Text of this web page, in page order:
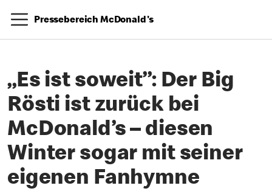
Pressebereich McDonald's
„Es ist soweit”: Der Big
Rösti ist zurück bei
McDonald’s – diesen
Winter sogar mit seiner
eigenen Fanhymne